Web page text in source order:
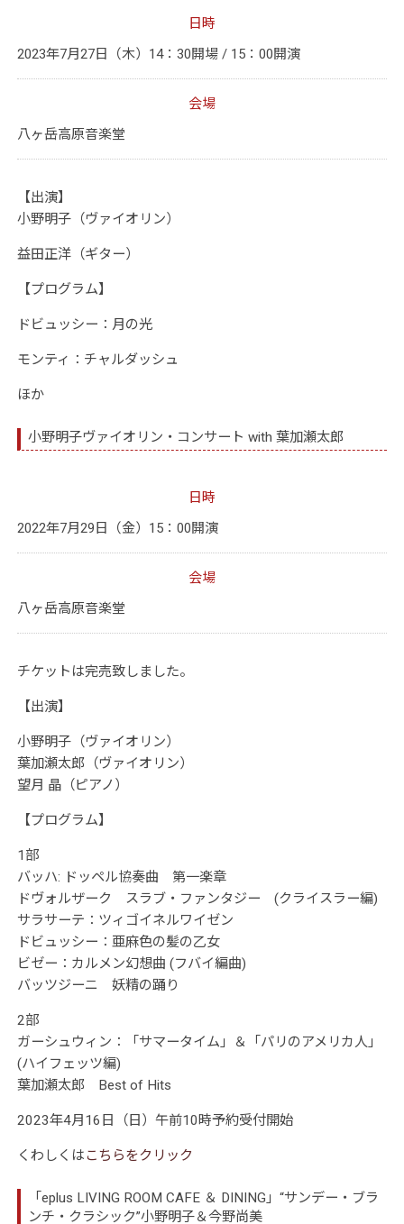
日時
2023年7月27日（木）14：30開場 / 15：00開演
会場
八ヶ岳高原音楽堂
【出演】
小野明子（ヴァイオリ ン）
益田正洋（ギター）
【プログラム】
ドビュッシー：月の光
モンティ：チャルダッシュ
ほか
小野明子ヴァイオリン・コンサート with 葉加瀬太郎
日時
2022年7月29日（金）15：00開演
会場
八ヶ岳高原音楽堂
チケットは完売致しました。
【出演】
小野明子（ヴァイオリン）
葉加瀬太郎（ヴァイオリン）
望月 晶（ピアノ）
【プログラム】
1部
バッハ: ドッペル協奏曲 第一楽章
ドヴォルザーク スラブ・ファンタジー (クライスラー編)
サラサーテ：ツィゴイネルワイゼン
ドビュッシー：亜麻色の髪の乙女
ビゼー：カルメン幻想曲 (フバイ編曲)
バッツジーニ 妖精の踊り
2部
ガーシュウィン：「サマータイム」＆「パリのアメリカ人」
(ハイフェッツ編)
葉加瀬太郎 Best of Hits
2023年4月16日（日）午前10時予約受付開始
くわしくはこちらをクリック
「eplus LIVING ROOM CAFE ＆ DINING」“サンデー・ブラ
ンチ・クラシック”小野明子＆今野尚美